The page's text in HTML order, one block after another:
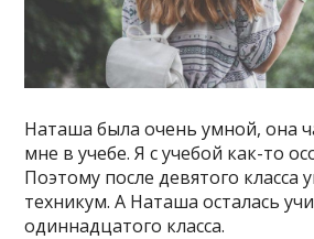
Наташа была очень умной, она
мне в учебе. Я с учебой как-то
Поэтому после девятого класса
техникум. А Наташа осталась
одиннадцатого класса.